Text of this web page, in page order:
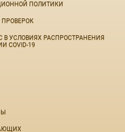
ПОЛИТИКИ
В УСЛОВИЯХ РАСПРОСТРАНЕНИЯ
COVID-19